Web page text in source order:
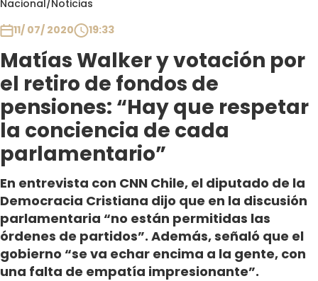
Nacional/Noticias
11/ 07/ 2020
19:33
Matías Walker y votación por
el retiro de fondos de
pensiones: “Hay que respetar
la conciencia de cada
parlamentario”
En entrevista con CNN Chile, el diputado de la
Democracia Cristiana dijo que en la discusión
parlamentaria “no están permitidas las
órdenes de partidos”. Además, señaló que el
gobierno “se va echar encima a la gente, con
una falta de empatía impresionante”.
Club De La Comedia
Contigo en Directo
Plan Perfecto
El Tiempo
Sabingo
Todos Los Programas